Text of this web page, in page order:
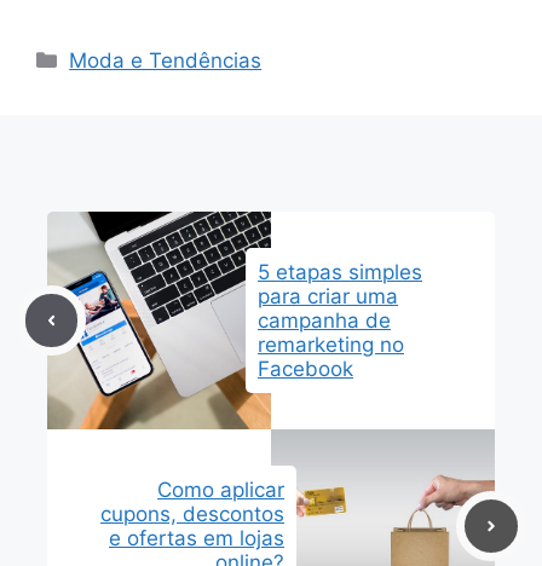
Categorias
Moda e Tendências
5 etapas simples
para criar uma
campanha de
remarketing no
Facebook
Como aplicar
cupons, descontos
e ofertas em lojas